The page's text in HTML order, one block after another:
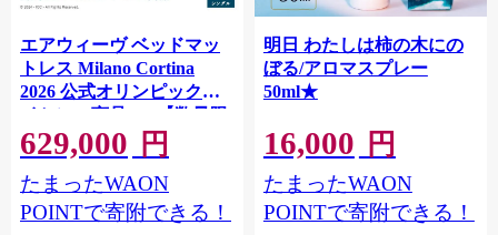
エアウィーヴ ベッドマッ
トレス Milano Cortina
2026 公式オリンピックラ
イセンス商品 (S) 【数量限
定】 | airweave おすすめ
マットレス シングル 洗え
る 洗濯 ふとん 寝具 睡眠
快眠 エアウィーブ air
629,000 円
たまったWAON
POINTで寄附できる！
明日 わたしは柿の木にの
ぼる/アロマスプレー
50ml★
16,000 円
たまったWAON
POINTで寄附できる！